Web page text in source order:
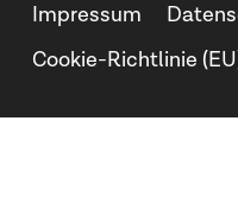
Impressum
Cookie-Richtlinie